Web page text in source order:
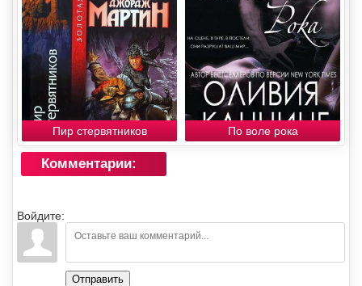
Пир стервятников По воле рока
Комментарии:
Войдите:
Отправить